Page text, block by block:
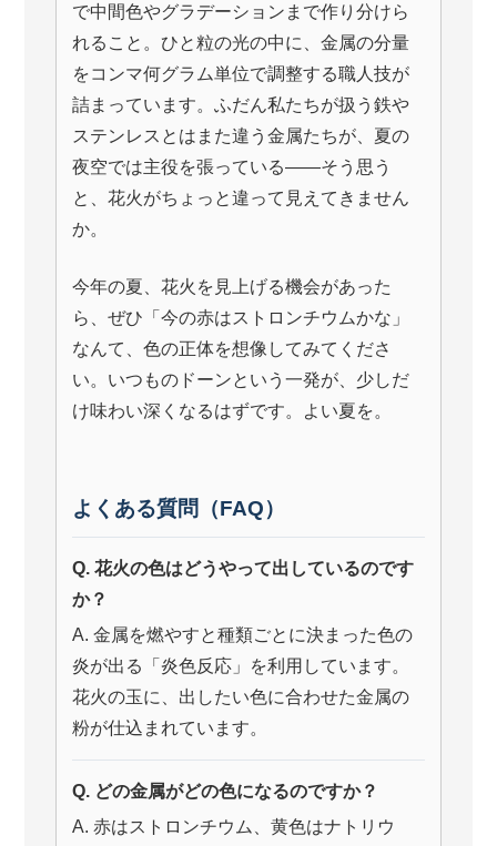
で中間色やグラデーションまで作り分けら
れること。ひと粒の光の中に、金属の分量
をコンマ何グラム単位で調整する職人技が
詰まっています。ふだん私たちが扱う鉄や
ステンレスとはまた違う金属たちが、夏の
夜空では主役を張っている——そう思う
と、花火がちょっと違って見えてきません
か。
今年の夏、花火を見上げる機会があった
ら、ぜひ「今の赤はストロンチウムかな」
なんて、色の正体を想像してみてくださ
い。いつものドーンという一発が、少しだ
け味わい深くなるはずです。よい夏を。
よくある質問（FAQ）
Q. 花火の色はどうやって出しているのです
か？
A. 金属を燃やすと種類ごとに決まった色の
炎が出る「炎色反応」を利用しています。
花火の玉に、出したい色に合わせた金属の
粉が仕込まれています。
Q. どの金属がどの色になるのですか？
A. 赤はストロンチウム、黄色はナトリウ